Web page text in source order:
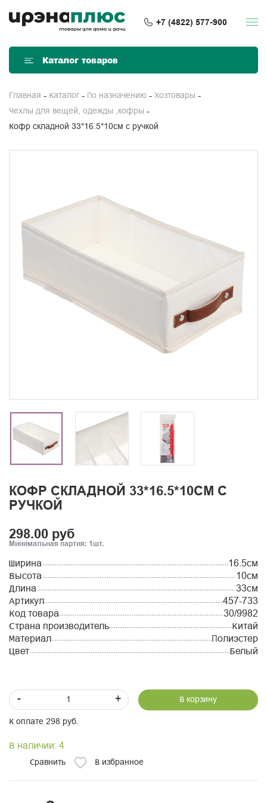
+7 (4822) 577-900
Каталог товаров
Главная Каталог По назначению Хозтовары
Чехлы для вещей, одежды ,кофры
Кофр складной 33*16.5*10см с ручкой
КОФР СКЛАДНОЙ 33*16.5*10СМ С
РУЧКОЙ
298.00 руб
Минимальная партия: 1шт.
Ширина
16.5см
Высота
10см
Длина
33см
Артикул
457-733
Код товара
30/9982
Страна производитель
Китай
Материал
Полиэстер
Цвет
Белый
- + В корзину
К оплате 298 руб.
В наличии: 4
Сравнить В избранное